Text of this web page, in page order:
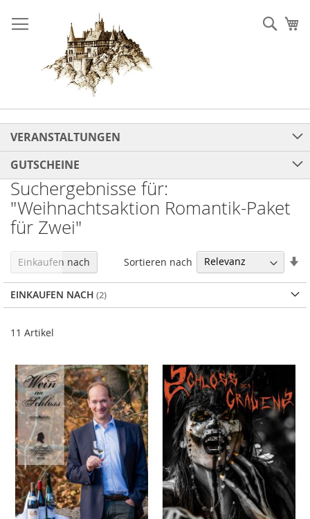
zum
Inhalt
VERANSTALTUNGEN
GUTSCHEINE
Suchergebnisse für:
"Weihnachtsaktion Romantik-Paket
für Zwei"
11 Artikel
Sortieren nach
Einkaufen nach
EINKAUFEN NACH